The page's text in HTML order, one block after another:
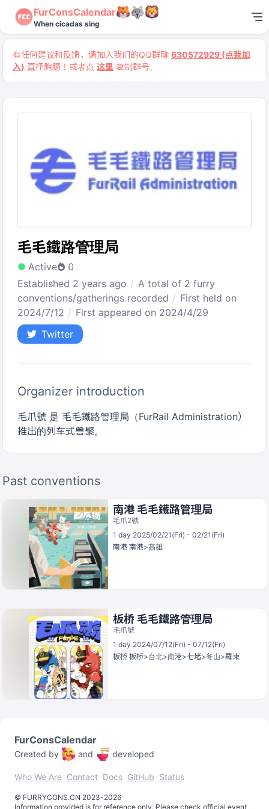
FurConsCalendar
When cicadas sing
有任何建议和反馈，请加入我们的QQ群聊 630572929 (点我加
入) 直抒胸臆！或者点 这里 复制群号。
毛毛鐵路管理局
Active
0
Established 2 years ago
A total of 2 furry
conventions/gatherings recorded
First held on
2024/7/12
First appeared on 2024/4/29
Twitter
Organizer introduction
毛爪號 是 毛毛鐵路管理局（FurRail Administration）
推出的列车式兽聚。
Past conventions
南港 毛毛鐵路管理局
毛爪2號
1 day 2025/02/21(Fri) - 02/21(Fri)
南港 南港>高雄
板桥 毛毛鐵路管理局
毛爪號
1 day 2024/07/12(Fri) - 07/12(Fri)
板桥 板桥>台北>南港>七堵>冬山>羅東
FurConsCalendar
Created by and developed
Who We Are Contact Docs GitHub Status
©️ FURRYCONS.CN 2023-2026
Information provided is for reference only. Please check official event